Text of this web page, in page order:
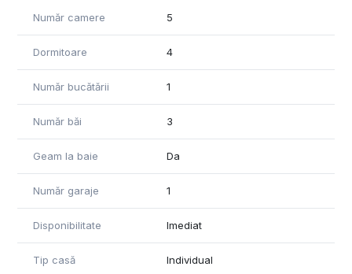
Bucătăria este utilată, garaj, încălzire în pardosea cu centrală
termică pe gaz, geamuri de termopan de lemn.
Număr camere 5
Dormitoare 4
Număr bucătării 1
Număr băi 3
Geam la baie Da
Număr garaje 1
Disponibilitate Imediat
Tip casă Individual